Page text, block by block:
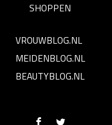
SHOPPEN
VROUWBLOG.NL
MEIDENBLOG.NL
BEAUTYBLOG.NL